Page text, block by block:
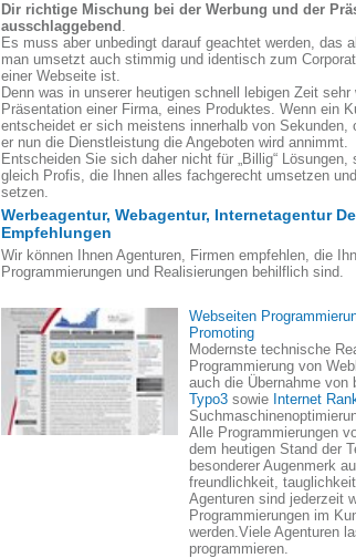
Dir richtige Mischung bei der Werbung und der
ausschlaggebend .
Es muss aber unbedingt darauf geachtet werden, das
man umsetzt auch stimmig und identisch zum
einer Webseite ist.
Denn was in unserer heutigen schnell lebigen Zeit
Präsentation einer Firma, eines Produktes. Wenn ein
entscheidet er sich meistens innerhalb von Sekunden,
er nun die Dienstleistung die Angeboten wird annimmt.
Entscheiden Sie sich daher nicht für „Billig“ Lösungen,
gleich Profis, die Ihnen alles fachgerecht umsetzen
setzen.
Werbeagentur, Webagentur, Internetagentur
Empfehlungen
Wir können Ihnen Agenturen, Firmen empfehlen, die
Programmierungen und Realisierungen behilflich sind.
Webseiten
Promoting
Modernste technische
Programmierung von
auch die Übernahme von
Typo3 sowie Internet
Alle Programmierungen
dem heutigen Stand der
besonderer Augenmerk
freundlichkeit,
Agenturen sind jederzeit
Programmierungen im
werden.Viele Agenturen
programmieren.